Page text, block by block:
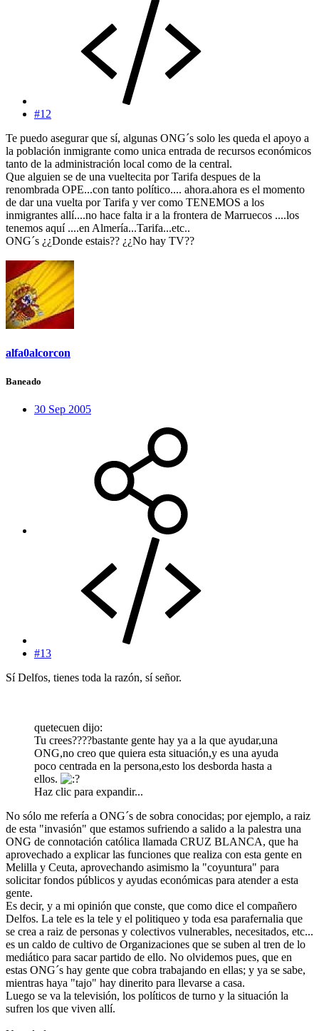
#12
Te puedo asegurar que sí, algunas ONG´s solo les queda el apoyo a
la población inmigrante como unica entrada de recursos económicos
tanto de la administración local como de la central.
Que alguien se de una vueltecita por Tarifa despues de la
renombrada OPE...con tanto político.... ahora.ahora es el momento
de dar una vuelta por Tarifa y ver como TENEMOS a los
inmigrantes allí....no hace falta ir a la frontera de Marruecos ....los
tenemos aquí ....en Almería...Tarifa...etc..
ONG´s ¿¿Donde estais?? ¿¿No hay TV??
alfa0alcorcon
Baneado
30 Sep 2005
#13
Sí Delfos, tienes toda la razón, sí señor.
quetecuen dijo:
Tu crees????bastante gente hay ya a la que ayudar,una
ONG,no creo que quiera esta situación,y es una ayuda
poco centrada en la persona,esto los desborda hasta a
ellos.
Haz clic para expandir...
No sólo me refería a ONG´s de sobra conocidas; por ejemplo, a raiz
de esta "invasión" que estamos sufriendo a salido a la palestra una
ONG de connotación católica llamada CRUZ BLANCA, que ha
aprovechado a explicar las funciones que realiza con esta gente en
Melilla y Ceuta, aprovechando asimismo la "coyuntura" para
solicitar fondos públicos y ayudas económicas para atender a esta
gente.
Es decir, y a mi opinión que conste, que como dice el compañero
Delfos. La tele es la tele y el politiqueo y toda esa parafernalia que
se crea a raiz de personas y colectivos vulnerables, necesitados, etc...
es un caldo de cultivo de Organizaciones que se suben al tren de lo
mediático para sacar partido de ello. No olvidemos pues, que en
estas ONG´s hay gente que cobra trabajando en ellas; y ya se sabe,
mientras haya "tajo" hay dinerito para llevarse a casa.
Luego se va la televisión, los políticos de turno y la situación la
sufren los que viven allí.